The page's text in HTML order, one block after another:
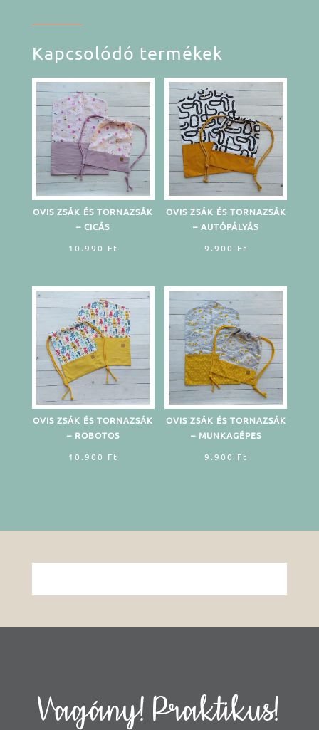
Kapcsolódó termékek
OVIS ZSÁK ÉS TORNAZSÁK
– CICÁS
10.990 Ft
OVIS ZSÁK ÉS TORNAZSÁK
– AUTÓPÁLYÁS
9.900 Ft
OVIS ZSÁK ÉS TORNAZSÁK
– ROBOTOS
10.900 Ft
OVIS ZSÁK ÉS TORNAZSÁK
– MUNKAGÉPES
9.900 Ft
Vagány! Praktikus!